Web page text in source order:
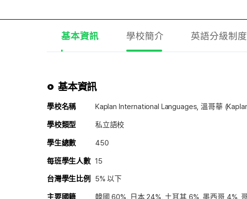
基本資訊 學校簡介 英語分級制度
基本資訊
學校名稱 Kaplan International Languages, 溫哥華
學校類型 私立語校
學生總數 450
每班學生人數 15
台灣學生比例 5% 以下
主要國籍 韓國 60%, 日本 24%, 土耳其 6%, 墨西哥 4%,